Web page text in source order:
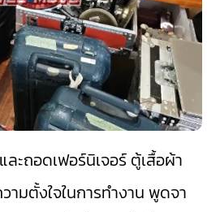
ะถอดเฟอร์นิเจอร์ ตู้เสื้อผ้า
ามตั้งใจในการทำงาน พูดจา